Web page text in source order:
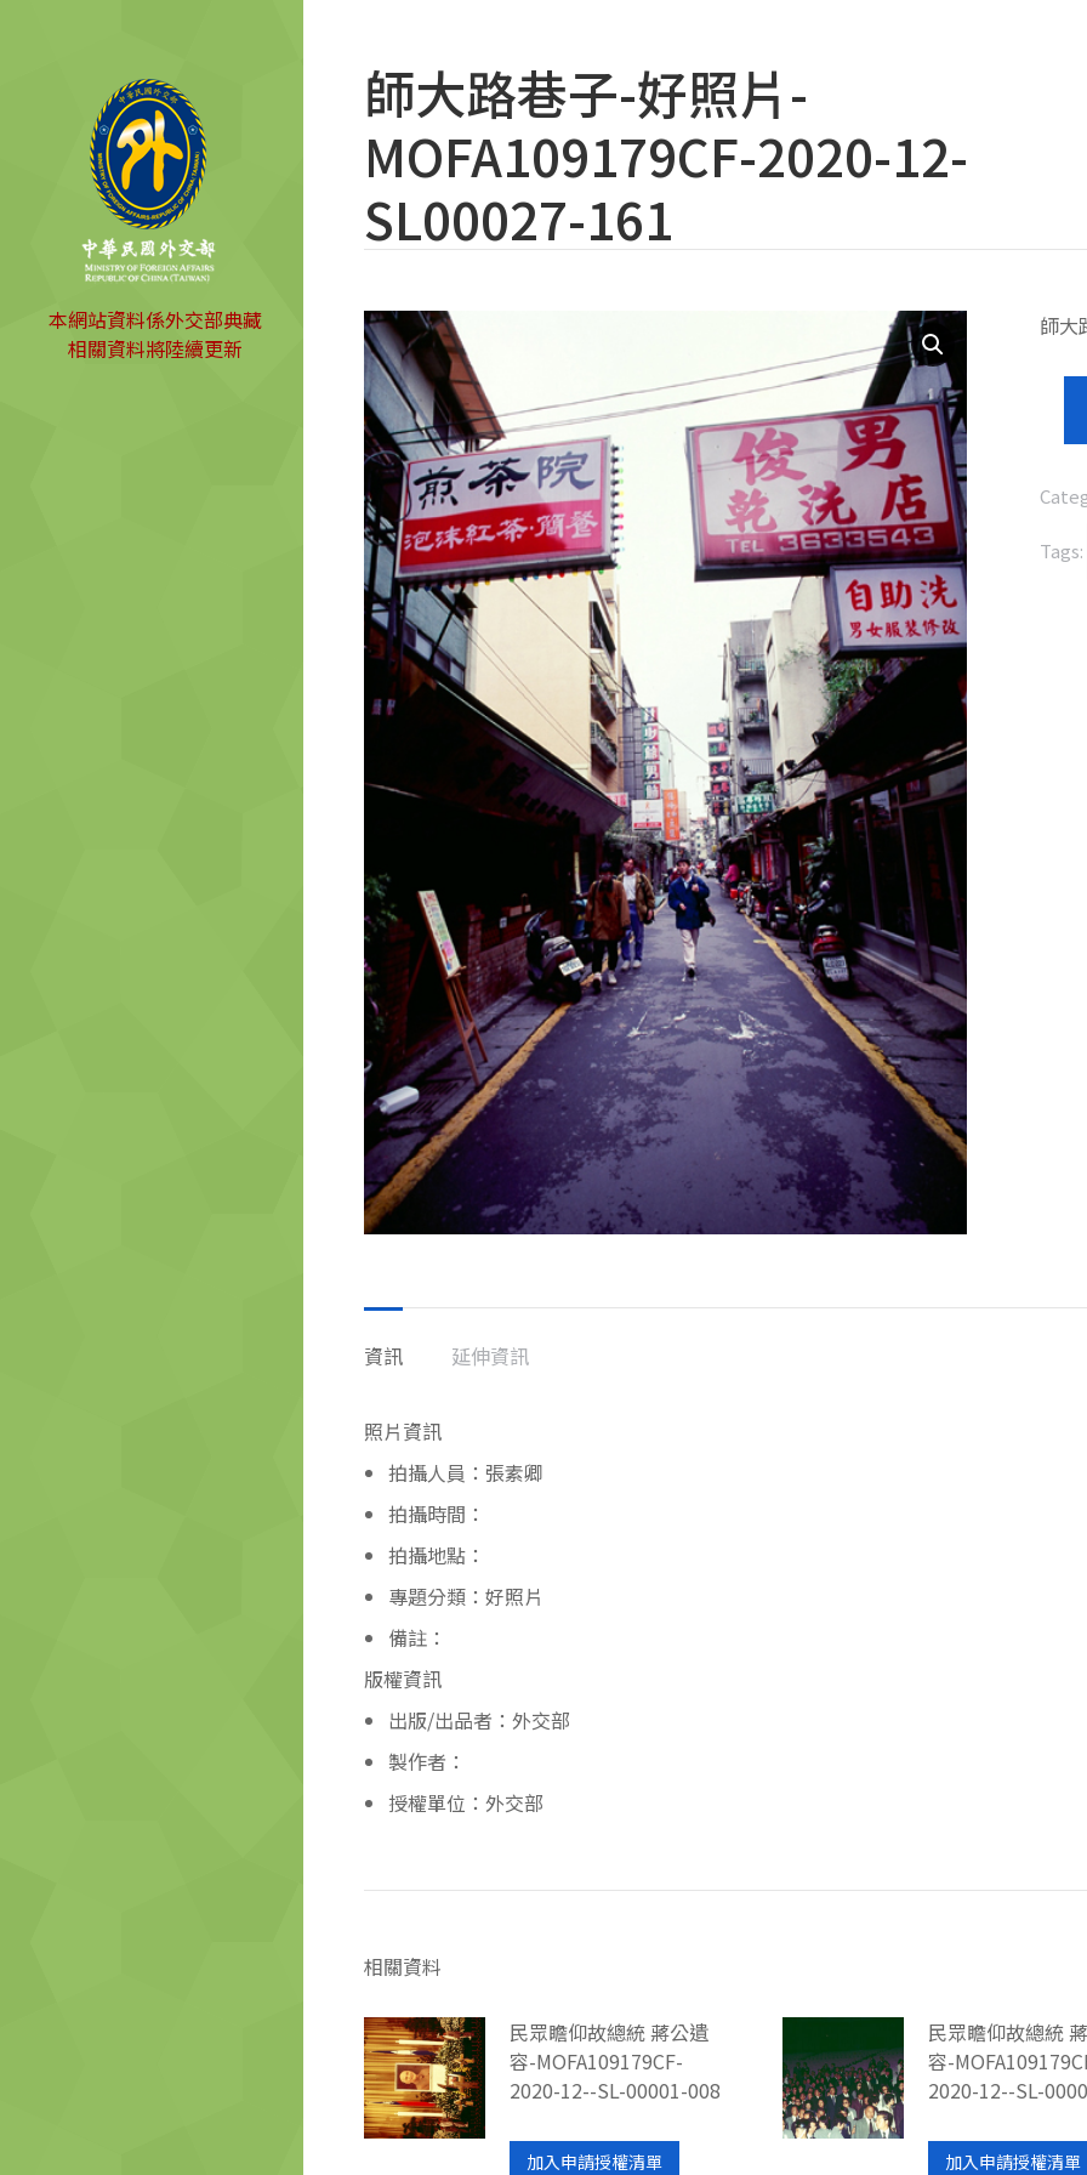
本網站資料係外交部典藏
相關資料將陸續更新
師大路巷子-好照片-
MOFA109179CF-2020-12-
SL00027-161
師大
Tags:
資訊 延伸資訊
照片資訊
拍攝人員：張素卿
拍攝時間：
拍攝地點：
專題分類：好照片
備註：
版權資訊
出版/出品者：外交部
製作者：
授權單位：外交部
相關資料
民眾瞻仰故總統 蔣公遺
容-MOFA109179CF-
2020-12--SL-00001-008
加入申請授權清單
民眾瞻仰故總統
容-
2020-12--SL-
加入申請授權清單